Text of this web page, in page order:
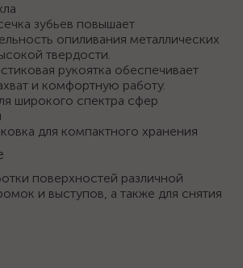
зубьев повышает
опиливания металлических
твердости.
рукоятка обеспечивает
и комфортную работу.
широкого спектра сфер
для компактного хранения
поверхностей различной
и выступов, а также для снятия